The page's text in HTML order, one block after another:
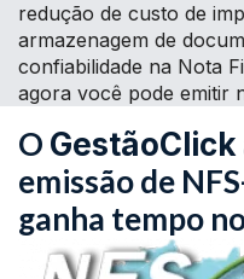
redução de custo de
armazenagem de
confiabilidade na Nota
agora você pode emitir
O GestãoClick
emissão de
ganha tempo